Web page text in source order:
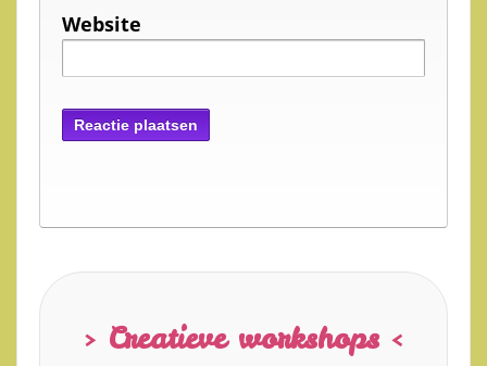
Website
> Creatieve workshops <